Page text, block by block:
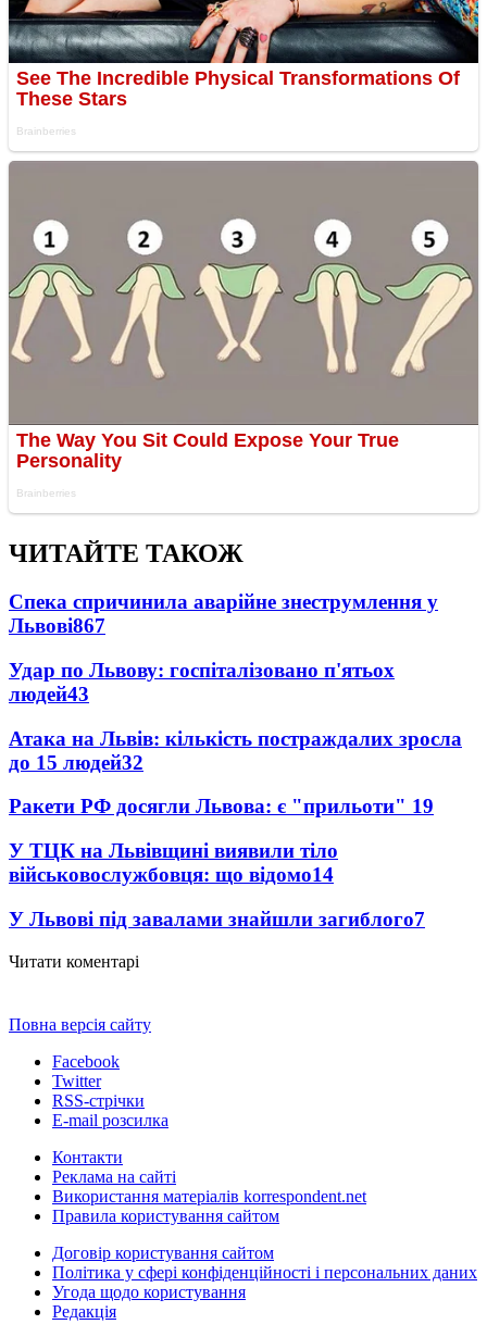
ЧИТАЙТЕ ТАКОЖ
Спека спричинила аварійне знеструмлення у
Львові867
Удар по Львову: госпіталізовано п'ятьох
людей43
Атака на Львів: кількість постраждалих зросла
до 15 людей32
Ракети РФ досягли Львова: є "прильоти" 19
У ТЦК на Львівщині виявили тіло
військовослужбовця: що відомо14
У Львові під завалами знайшли загиблого7
Читати коментарі
Повна версія сайту
Facebook
Twitter
RSS-стрічки
E-mail розсилка
Контакти
Реклама на сайті
Використання матеріалів korrespondent.net
Правила користування сайтом
Договір користування сайтом
Політика у сфері конфіденційності і персональних даних
Угода щодо користування
Редакція